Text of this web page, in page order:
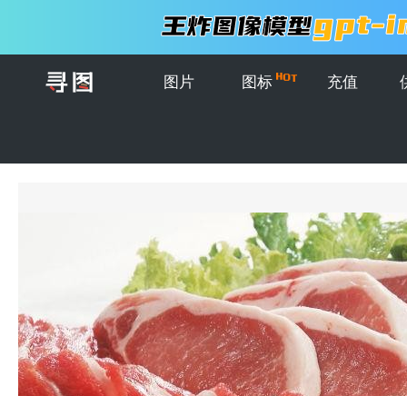
图片 图标 充值